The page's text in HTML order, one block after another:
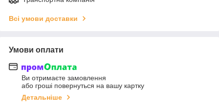
Всі умови доставки
Умови оплати
Ви отримаєте замовлення
або гроші повернуться на вашу картку
Детальніше